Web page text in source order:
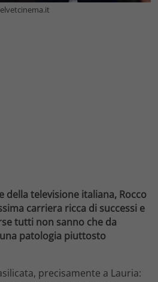
della televisione italiana, Rocco
carriera ricca di successi e
tutti non sanno che da
patologia piuttosto
precisamente a Lauria: